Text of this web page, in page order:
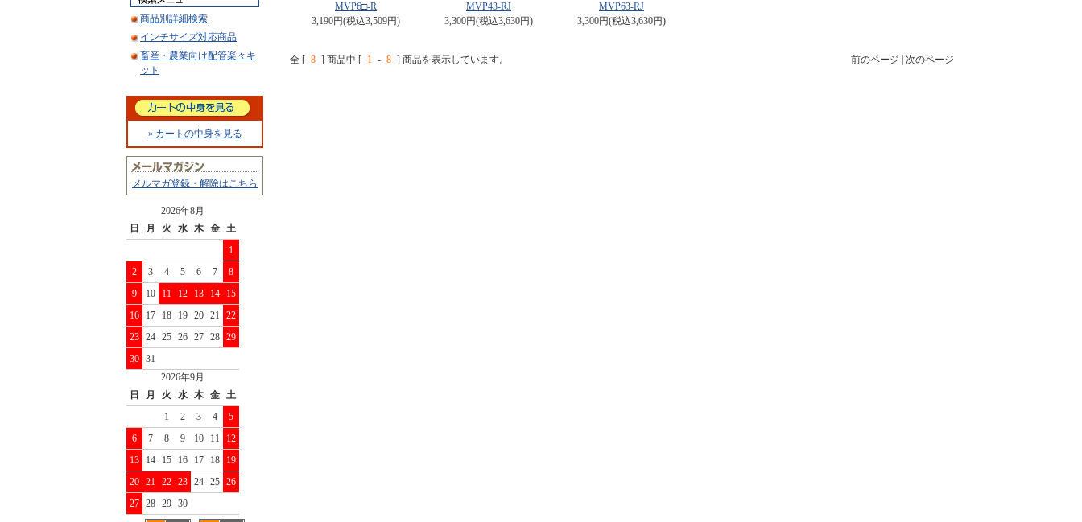
商品別詳細検索
インチサイズ対応商品
畜産・農業向け配管楽々キ
ット
» カートの中身を見る
メルマガ登録・解除はこちら
2026年8月
日
月 火 水 木 金 土
1
2
3 4 5 6 7
8
9
10 11 12 13 14
15
16
17 18 19 20 21
22
23 24 25 26 27 28 29
30 31
2026年9月
日
月 火 水 木 金 土
1
2 3 4
5
6
7 8 9 10 11
12
13
14 15 16 17 18
19
20 21 22 23 24 25 26
27 28 29 30
MVP6□-R
3,190円(税込3,509円)
MVP43-RJ
3,300円(税込3,630円)
MVP63-RJ
3,300円(税込3,630円)
全 [ 8 ] 商品中 [ 1 - 8 ] 商品を表示しています。 前のページ | 次のページ